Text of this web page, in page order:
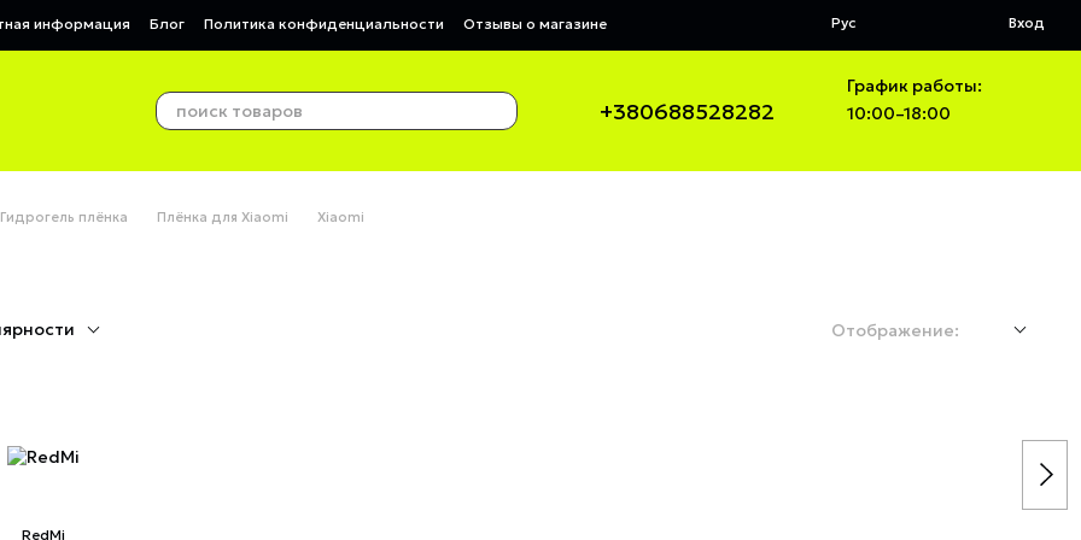
информация Блог Политика конфиденциальности
Отзывы о магазине
Рус Вход
+380688528282
График работы:
10:00–18:00
Гидрогель плёнка Плёнка для Xiaomi Xiaomi
Отображение:
RedMi